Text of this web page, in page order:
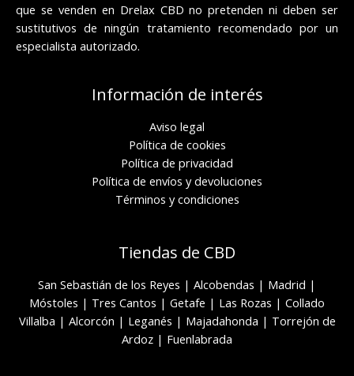
que se venden en Drelax CBD no pretenden ni deben ser
sustitutivos de ningún tratamiento recomendado por un
especialista autorizado.
Información de interés
Aviso legal
Política de cookies
Política de privacidad
Política de envíos y devoluciones
Términos y condiciones
Tiendas de CBD
San Sebastián de los Reyes | Alcobendas | Madrid |
Móstoles | Tres Cantos | Getafe | Las Rozas | Collado
Villalba | Alcorcón | Leganés | Majadahonda | Torrejón de
Ardoz | Fuenlabrada